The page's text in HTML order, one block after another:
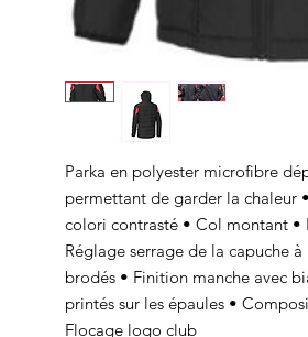
Parka en polyester microfibre
permettant de garder la chaleur
colori contrasté • Col montant •
Réglage serrage de la capuche
brodés • Finition manche avec
printés sur les épaules •
Flocage logo club